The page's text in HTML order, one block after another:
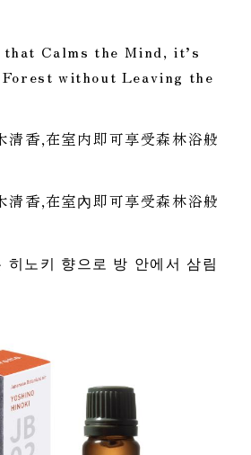
Calms the Mind, it’s
without Leaving the
清香,在室内即可享受森林浴般
清香,在室內即可享受森林浴般
히노키 향으로 방 안에서 삼림